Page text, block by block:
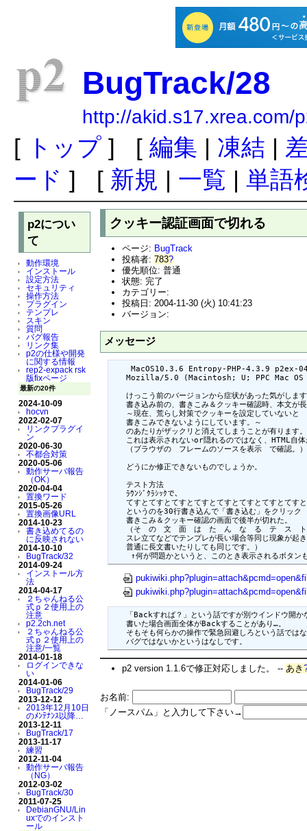
BugTrack/28
http://akid.s17.xrea.com/
[ トップ] [ 編集 | 凍結 |
ード ] [ 新規 | 一覧 | 単語
p2につい
て
動作環境
インストール
設定方法
セキュリティ
操作方法
プラグイン
テンプレ
スキン
質問
バグ報告
リンク集
p2の仕様や開発
に関する情報
rep2-expack rsk
版fixページ
最新の20件
2024-10-09
hocvn
2022-02-07
リンクプラグイ
ン
2020-06-30
不都合対策
2020-05-06
動作サーバ報告
（OK）
2020-04-04
置換ワード
2015-05-26
置換画像URL
2014-10-23
書き込めてるの
に反映されない
2014-10-10
BugTrack/32
2014-09-24
インストール方
法
2014-04-17
２ちゃんねる公
式ｐ２使用上の
注意
p2.2ch.net
２ちゃんねる公
式ｐ２使用上の
注意/一覧
2014-01-18
ログインできな
い
2014-01-06
BugTrack/29
2013-12-12
2013年12月10日
のﾒﾝﾃﾅﾝｽ以降…
2013-12-11
BugTrack/17
2013-11-17
練習
2012-11-04
動作サーバ報告
（NG）
2012-03-02
BugTrack/30
2011-07-25
DebianGNU/Lin
uxでのインスト
ール
クッキー認証画面で切れる
ページ: BugTrack
投稿者:783?
優先順位: 普通
状態: 完了
カテゴリー:
投稿日: 2004-11-30 (火) 10:41:23
バージョン:
メッセージ
MacOS10.3.6 Entropy-PHP-4.3.9 p2ex-
Mozilla/5.0 (Macintosh; U; PPC Mac
けっこう前のバージョンから症状があった気がしま
書き込み前の、書きこみ＆クッキー確認時、本文が
   ～現在、荒らし対策でクッキーを設定していないと
   書きこみできないようにしています。～
   のあたりがザックリと消えてしまうことが有ります。
これは表示されないor隠れるのではなく、HTML自体
   （ブラウザの　フレームのソースを表示　で確認。）
   どうにか修正できないものでしょうか。
   テスト方法
   ﾗｳﾝｼﾞｸﾗｼｯｸで、
てすとてすとてすとてすとてすとてすとてすとてす
   というのを30行書き込んで「書き込む」をクリック
   書きこみ＆クッキー確認の画面で後半が切れた。
（そ　の　文　面　は　た　ん　な　る　テ　ス　
スレ立てなどでテンプレが長い場合等同じ現象が起
   普通に長文書いたりしても同じです。）
↑何が問題かというと、このとき表示されるボタン
「Backすれば？」という話ですが別ウインドウ開か
   書いた場合画面全体がBackすることがあり…。
そもそも何らかの操作で緊急回避しろという話では
   バグではないかというはなしです。
p2 version 1.1.6で修正対応しました。 --あき
お名前:
「ノースパム」と入力して下さい→